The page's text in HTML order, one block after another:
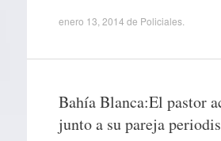
enero 13, 2014 de Policiales.
Bahía Blanca:El pastor
junto a su pareja